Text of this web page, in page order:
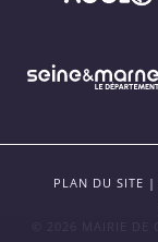
PLAN DU SITE |